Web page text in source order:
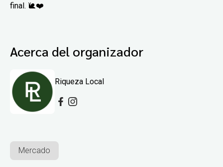
final. 🐌❤️
Acerca del organizador
Riqueza Local
Mercado